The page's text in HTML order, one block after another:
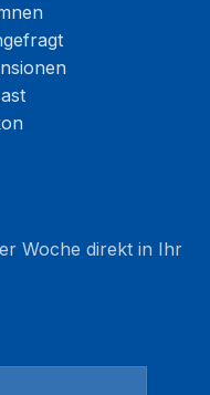
Woche direkt in Ihr